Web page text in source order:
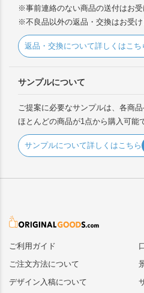
※事前連絡のない商品の送付はお受
※不良品以外の返品・交換はお受け
返品・交換について詳しくはこち
サンプルについて
ご提案に必要なサンプルは、各商
ほとんどの商品が1点から購入可能
サンプルについて詳しくはこちら
ご利用ガイド
ご注文方法について
デザイン入稿について